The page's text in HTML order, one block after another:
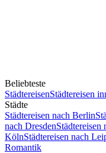
Beliebteste
StädtereisenStädtereisen
Städte
Städtereisen nach Berlin
nach DresdenStädtereisen
KölnStädtereisen nach
Romantik